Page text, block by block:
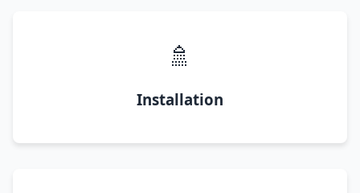
🚿
Installation